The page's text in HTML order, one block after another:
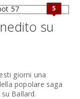
5
su
giorni una
popolare saga
Ballard.